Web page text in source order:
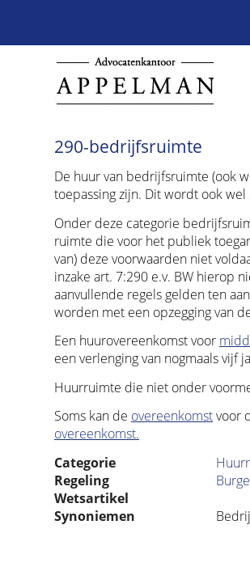
290-bedrijfsruimte
De huur van bedrijfsruimte (ook
toepassing zijn. Dit wordt ook
Onder deze categorie
ruimte die voor het publiek
van) deze voorwaarden niet
inzake art. 7:290 e.v. BW hierop
aanvullende regels gelden ten
worden met een opzegging van
Een huurovereenkomst voor
een verlenging van nogmaals vijf
Huurruimte die niet onder
Soms kan de overeenkomstvoor
overeenkomst.
Categorie
Regeling
Wetsartikel
Synoniemen